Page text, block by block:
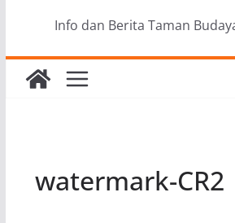
Info dan Berita Taman
watermark-CR2